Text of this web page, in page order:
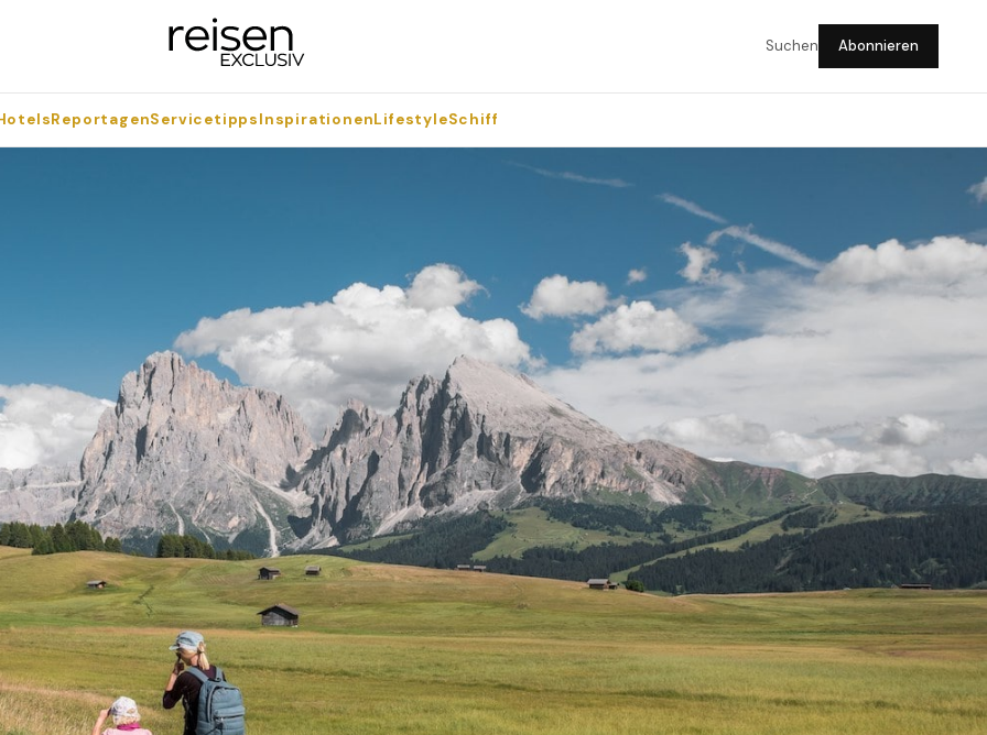
Suchen Abonnieren
ReportagenServicetippsInspirationenLifestyleSchiff